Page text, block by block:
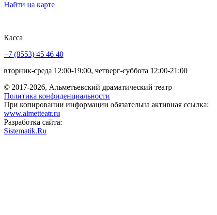
Найти на карте
Касса
+7 (8553) 45 46 40
вторник-среда 12:00-19:00, четверг-суббота 12:00-21:00
© 2017-2026, Альметьевский драматический театр
Политика конфиденциальности
При копировании информации обязательна активная ссылка:
www.almetteatr.ru
Разработка сайта:
Sistematik.Ru